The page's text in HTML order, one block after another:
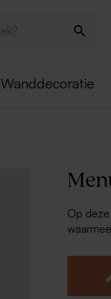
Wanddecoratie
Op deze
over die